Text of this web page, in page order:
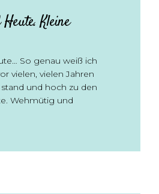
Kleine
So genau weiß ich
vielen, vielen Jahren
und hoch zu den
Wehmütig und